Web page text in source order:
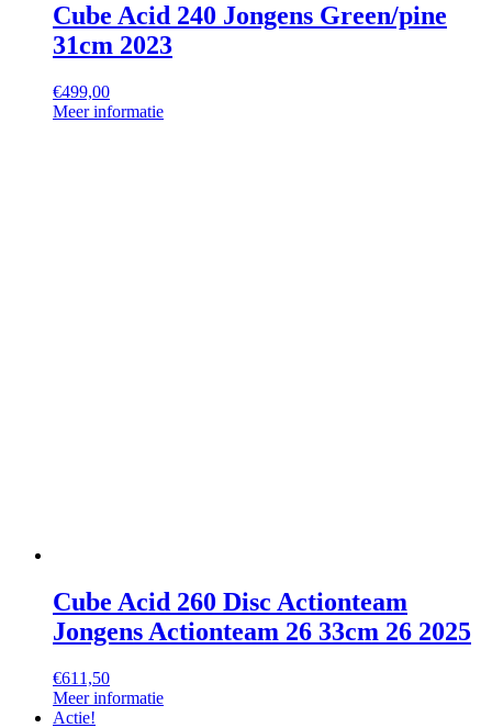
Cube Acid 240 Jongens Green/pine
31cm 2023
€499,00
Meer informatie
Cube Acid 260 Disc Actionteam
Jongens Actionteam 26 33cm 26 2025
€611,50
Meer informatie
Actie!